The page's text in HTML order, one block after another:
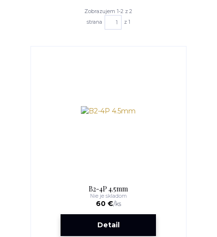
Zobrazujem 1-2 z 2
strana
z 1
B2-4P 4.5mm
60 €/ks
Nie je skladom
Detail